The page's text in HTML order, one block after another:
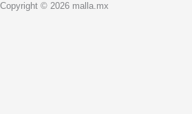
Copyright © 2026 malla.mx